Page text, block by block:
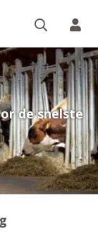
de snelste